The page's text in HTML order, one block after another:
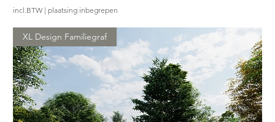
incl.BTW | plaatsing inbegrepen
XL Design Familiegraf